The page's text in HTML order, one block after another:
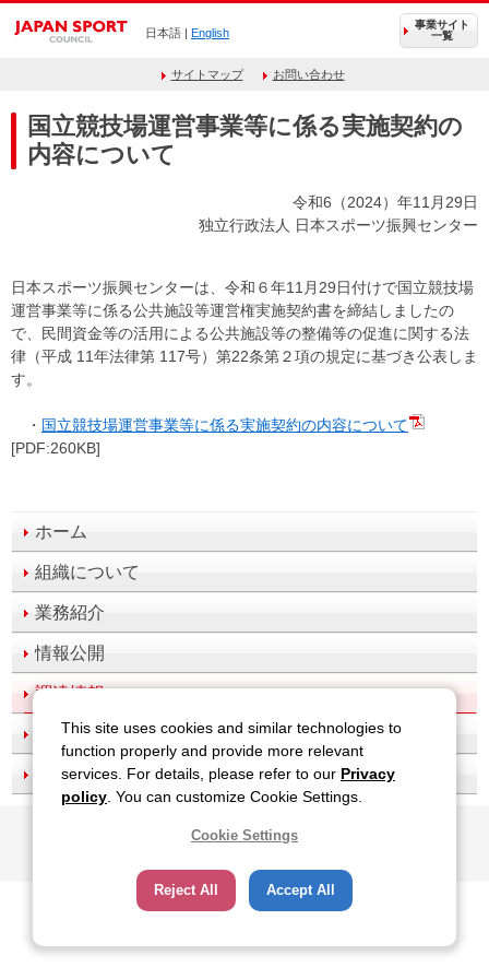
日本語 | English
事業サイト
一覧
サイトマップ お問い合わせ
ホーム
組織について
業務紹介
情報公開
調達情報
採用情報
アクセス
国立競技場運営事業等に係る実施契約の
内容について
令和6（2024）年11月29日
独立行政法人 日本スポーツ振興センター
日本スポーツ振興センターは、令和６年11月29日付けで国立競技場
運営事業等に係る公共施設等運営権実施契約書を締結しましたの
で、民間資金等の活用による公共施設等の整備等の促進に関する法
律（平成 11年法律第 117号）第22条第２項の規定に基づき公表しま
す。
・ 国立競技場運営事業等に係る実施契約の内容について
[PDF:260KB]
All Rights Reserved, Copyright(c), JAPAN SPORT COUNCIL
This site uses cookies and similar technologies to
function properly and provide more relevant
services. For details, please refer to our Privacy
policy . You can customize Cookie Settings.
Cookie Settings
Reject All Accept All